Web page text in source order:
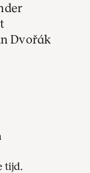
Dvořák
tijd.